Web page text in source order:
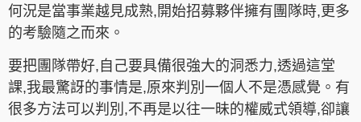
何況是當事業越見成熟,開始招募夥伴擁有團隊時,更多
的考驗隨之而來。
要把團隊帶好,自己要具備很強大的洞悉力,透過這堂
課,我最驚訝的事情是,原來判別一個人不是憑感覺。有
很多方法可以判別,不再是以往一昧的權威式領導,卻讓